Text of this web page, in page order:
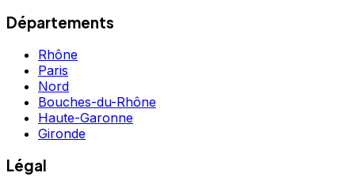
Départements
Rhône
Paris
Nord
Bouches-du-Rhône
Haute-Garonne
Gironde
Légal